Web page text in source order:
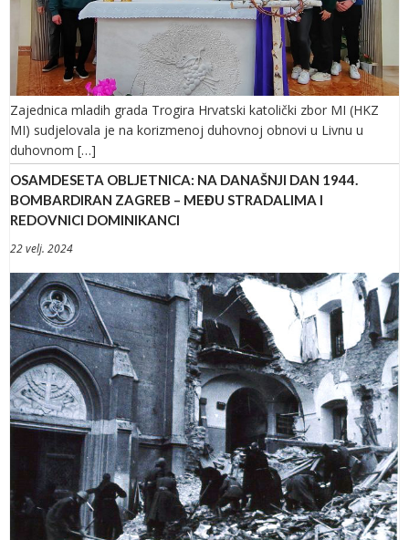
Zajednica mladih grada Trogira Hrvatski katolički zbor MI (HKZ
MI) sudjelovala je na korizmenoj duhovnoj obnovi u Livnu u
duhovnom […]
OSAMDESETA OBLJETNICA: NA DANAŠNJI DAN 1944.
BOMBARDIRAN ZAGREB – MEĐU STRADALIMA I
REDOVNICI DOMINIKANCI
22 velj. 2024